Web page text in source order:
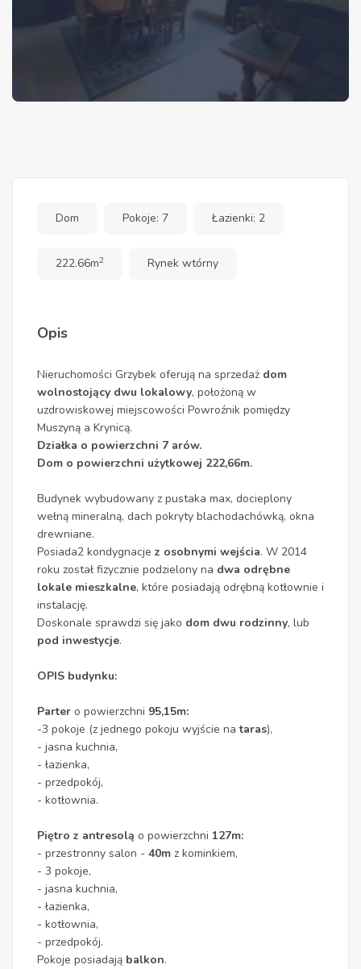
Dom Pokoje: 7 Łazienki: 2
222.66m2 Rynek wtórny
Opis
Nieruchomości Grzybek oferują na sprzedaż dom
wolnostojący dwu lokalowy, położoną w
uzdrowiskowej miejscowości Powroźnik pomiędzy
Muszyną a Krynicą.
Działka o powierzchni 7 arów.
Dom o powierzchni użytkowej 222,66m.
Budynek wybudowany z pustaka max, docieplony
wełną mineralną, dach pokryty blachodachówką, okna
drewniane.
Posiada2 kondygnacje z osobnymi wejścia. W 2014
roku został fizycznie podzielony na dwa odrębne
lokale mieszkalne, które posiadają odrębną kotłownie i
instalację.
Doskonale sprawdzi się jako dom dwu rodzinny, lub
pod inwestycje.
OPIS budynku:
Parter o powierzchni 95,15m:
-3 pokoje (z jednego pokoju wyjście nataras),
- jasna kuchnia,
- łazienka,
- przedpokój,
- kotłownia.
Piętro z antresolą o powierzchni 127m:
- przestronny salon - 40m z kominkiem,
- 3 pokoje,
- jasna kuchnia,
- łazienka,
- kotłownia,
- przedpokój.
Pokoje posiadają balkon.